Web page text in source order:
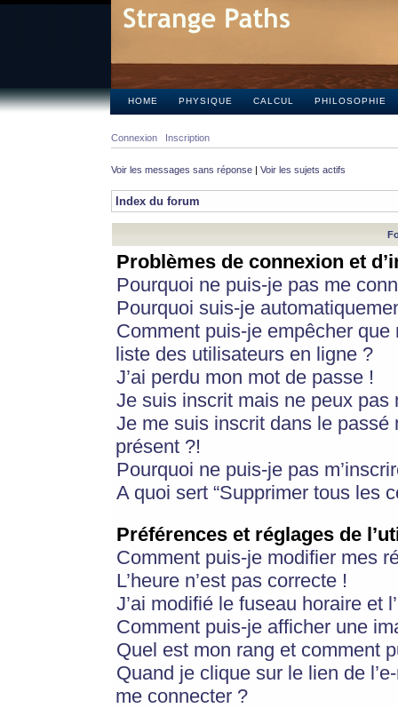
HOME PHYSIQUE CALCUL PHILOSOPHIE
Connexion Inscription
Voir les messages sans réponse | Voir les sujets actifs
Index du forum
Problèmes de connexion et
Pourquoi ne puis-je pas me
Pourquoi suis-je
Comment puis-je empêcher
liste des utilisateurs en ligne ?
J’ai perdu mon mot de passe !
Je suis inscrit mais ne peux pas
Je me suis inscrit dans le
présent ?!
Pourquoi ne puis-je pas
A quoi sert “Supprimer tous les
Préférences et réglages de
Comment puis-je modifier mes
L’heure n’est pas correcte !
J’ai modifié le fuseau horaire et
Comment puis-je afficher une
Quel est mon rang et comment
Quand je clique sur le lien de
me connecter ?